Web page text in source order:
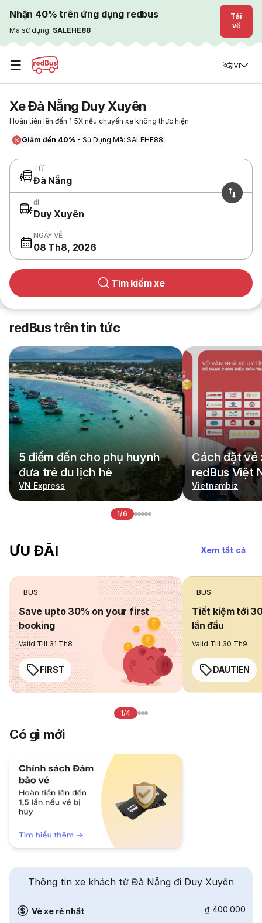
Nhận 40% trên ứng dụng redbus
Mã sử dụng: SALEHE88
Tải
về
☰ VI
Xe Đà Nẵng Duy Xuyên
Hoàn tiền lên đến 1.5X nếu chuyến xe không thực hiện
Giảm đến 40% - Sử Dụng Mã: SALEHE88
TỪ
Đà Nẵng
đi
Duy Xuyên
NGÀY VỀ
08 Th8, 2026
Tìm kiếm xe
redBus trên tin tức
5 điểm đến cho phụ huynh
đưa trẻ du lịch hè
VN Express
Cách đặt vé
redBus Việt
Vietnambiz
1/6
ƯU ĐÃI Xem tất cả
BUS
Save upto 30% on your first
booking
Valid Till 31 Th8
FIRST
BUS
Tiết kiệm tới
lần đầu
Valid Till 30 Th9
DAUTIEN
1/4
Có gì mới
Thông tin xe khách từ Đà Nẵng đi Duy Xuyên
Vé xe rẻ nhất ₫ 400.000